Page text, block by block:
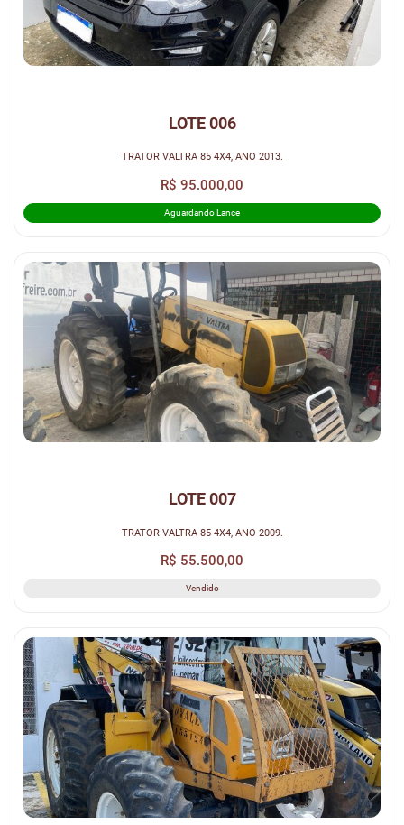
LOTE 006
TRATOR VALTRA 85 4X4, ANO 2013.
R$ 95.000,00
Aguardando Lance
LOTE 007
TRATOR VALTRA 85 4X4, ANO 2009.
R$ 55.500,00
Vendido